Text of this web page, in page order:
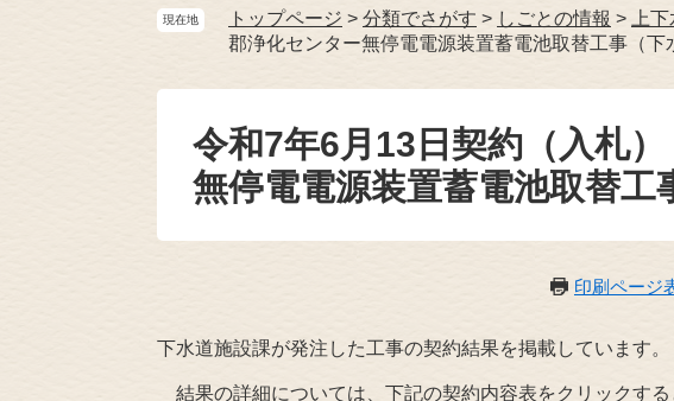
現在地 トップページ > 分類でさがす > しごとの情報 > 上
郡浄化センター無停電電源装置蓄電池取替工事（下
令和7年6月13日契約（入札
無停電電源装置蓄電池取替工
印刷ページ
下水道施設課が発注した工事の契約結果を掲載しています。
結果の詳細については、下記の契約内容表をクリックする